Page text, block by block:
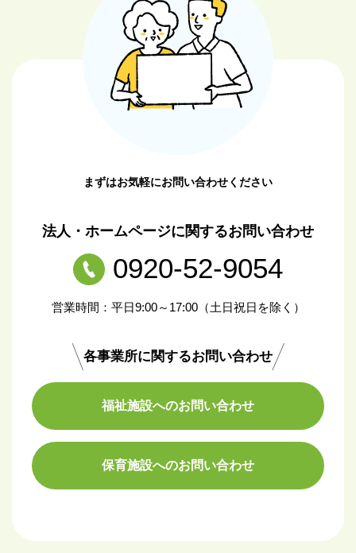
まずはお気軽にお問い合わせください
法人・ホームページに関するお問い合わせ
0920-52-9054
営業時間：平日9:00～17:00（土日祝日を除く）
各事業所に関するお問い合わせ
福祉施設へのお問い合わせ
保育施設へのお問い合わせ